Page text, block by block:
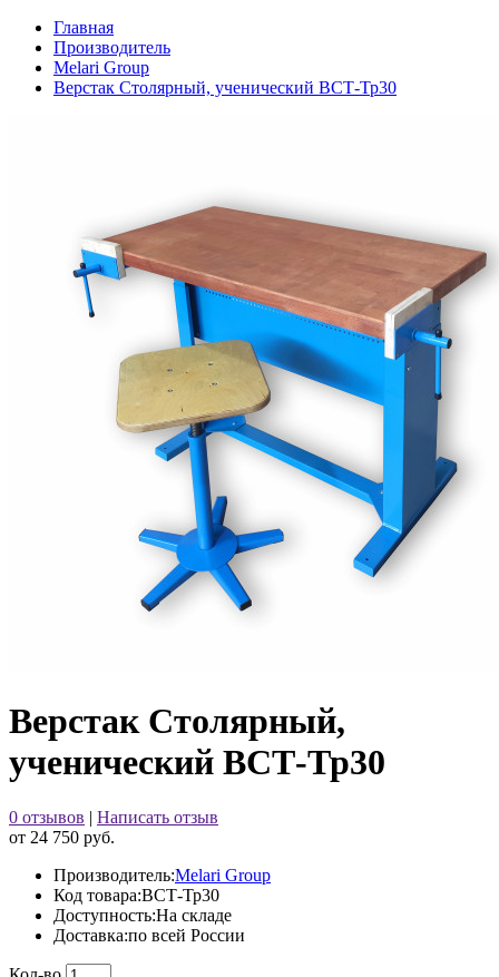
Главная
Производитель
Melari Group
Верстак Столярный, ученический ВСТ-Тр30
Верстак Столярный,
ученический ВСТ-Тр30
0 отзывов | Написать отзыв
от 24 750 руб.
Производитель:Melari Group
Код товара:ВСТ-Тр30
Доступность:На складе
Доставка:по всей России